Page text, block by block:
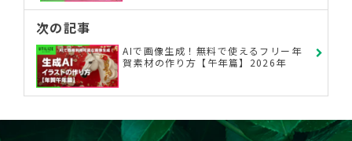
当社は、法令に定める場合を除き、事前に本人
の同意を得ることなく、個人情報を第三者に
提供することは、ありません。
但し、利用目的の達成に必要な範囲内におい
て、当該情報の取扱いを委託する場合がありま
次の記事
AIで画像生成！無料で使えるフリー年
賀素材の作り方【午年篇】2026年